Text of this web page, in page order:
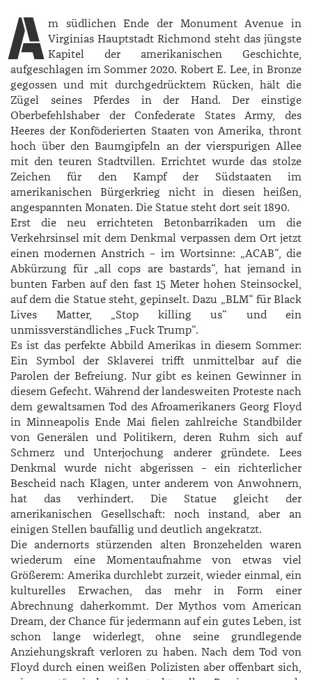
A m südlichen Ende der Monument Avenue in
Virginias Hauptstadt Richmond steht das jüngste
Kapitel der amerikanischen Geschichte,
aufgeschlagen im Sommer 2020. ­Robert E. Lee, in Bronze
gegossen und mit durchgedrücktem Rücken, hält die
Zügel seines Pferdes in der Hand. Der einstige
Oberbefehlshaber der Confederate States Army, des
Heeres der Konföderierten Staaten von Amerika, thront
hoch über den Baumgipfeln an der vierspurigen Allee
mit den teuren Stadtvillen. Errichtet wurde das stolze
Zeichen für den Kampf der Südstaaten im
amerikanischen Bürgerkrieg nicht in diesen heißen,
angespannten Monaten. Die Statue steht dort seit 1890.
Erst die neu errichteten Betonbarrikaden um die
Verkehrs­insel mit dem Denkmal verpassen dem Ort jetzt
einen modernen Anstrich – im Wortsinne: „ACAB“, die
Abkürzung für „all cops are bastards“, hat jemand in
bunten Farben auf den fast 15 Meter hohen Steinsockel,
auf dem die Statue steht, gepinselt. Dazu „BLM“ für Black
Lives Matter, „Stop killing us“ und ein
unmissverständliches „Fuck Trump“.
Es ist das perfekte Abbild Amerikas in diesem Sommer:
Ein Symbol der Sklaverei trifft unmittelbar auf die
Parolen der Befreiung. Nur gibt es keinen Gewinner in
diesem Gefecht. Während der landesweiten Proteste nach
dem gewaltsamen Tod des Afro­amerikaners ­Georg Floyd
in Minneapolis Ende Mai fielen zahlreiche Standbilder
von Generälen und Politikern, deren Ruhm sich auf
Schmerz und Unterjochung anderer gründete. Lees
Denkmal wurde nicht abgerissen – ein richterlicher
Bescheid nach Klagen, unter anderem von Anwohnern,
hat das verhindert. Die Statue gleicht der
amerikanischen Gesellschaft: noch instand, aber an
einigen Stellen baufällig und deutlich angekratzt.
Die andernorts stürzenden alten Bronzehelden waren
wiederum eine Momentaufnahme von etwas viel
Größerem: Amerika durchlebt zurzeit, wieder einmal, ein
kulturelles Erwachen, das mehr in Form einer
Abrechnung daherkommt. Der Mythos vom American
Dream, der Chance für jedermann auf ein gutes Leben, ist
schon lange widerlegt, ohne seine grundlegende
Anziehungskraft verloren zu haben. Nach dem Tod von
Floyd durch einen weißen Polizisten aber offenbart sich,